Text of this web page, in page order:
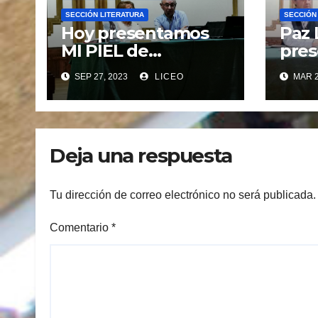
SECCIÓN LITERATURA
Hoy presentamos
MI PIEL de
GUSTAVO PINO
SALGADO.
SEP 27, 2023 LICEO
Paz
libro
eso»
MAR
Deja una respuesta
Tu dirección de correo electrónico no será publicada.
Comentario *